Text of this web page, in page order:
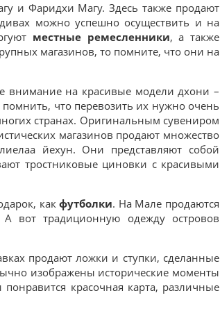
и Фаридхи Магу. Здесь также продают
можно успешно осуществить и на
местные ремесленники, а также
магазинов, то помните, что они на
внимание на красивые модели дхони –
что перевозить их нужно очень
странах. Оригинальным сувениром
магазинов продают множество
йехун. Они представляют собой
тростниковые циновки с красивыми
какфутболки. На Мале продаются
вот традиционную одежду островов
продают ложки и ступки, сделанные
изображены исторические моменты
красочная карта, различные